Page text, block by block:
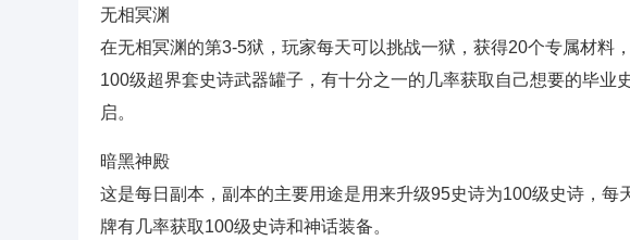
无相冥渊
在无相冥渊的第3-5狱，玩家每天可以挑战一狱，获得20个专属材料
100级超界套史诗武器罐子，有十分之一的几率获取自己想要的毕业
启。
暗黑神殿
这是每日副本，副本的主要用途是用来升级95史诗为100级史诗，
牌有几率获取100级史诗和神话装备。